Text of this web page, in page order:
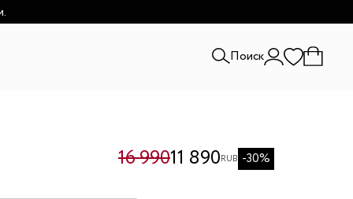
Поиск
16 99011 890RUB -30%